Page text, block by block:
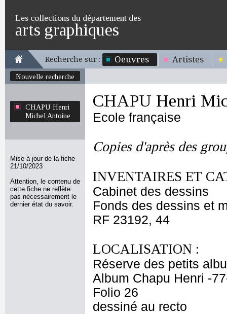
Les collections du département des
arts graphiques
Recherche sur : Oeuvres Artistes
Nouvelle recherche
CHAPU Henri
Michel Antoine
Mise à jour de la fiche
21/10/2023
Attention, le contenu de
cette fiche ne reflète
pas nécessairement le
dernier état du savoir.
CHAPU Henri
Ecole française
Copies d'après des
INVENTAIRES ET
Cabinet des dessins
Fonds des dessins et
RF 23192, 44
LOCALISATION :
Réserve des petits
Album Chapu Henri -
Folio 26
dessiné au recto